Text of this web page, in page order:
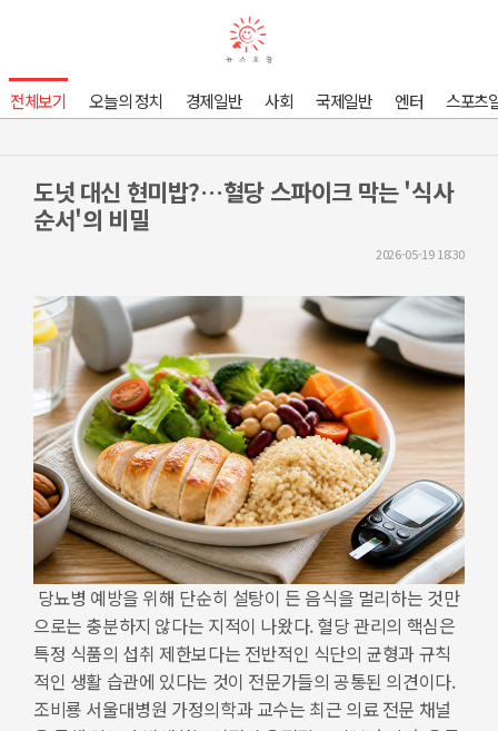
전체보기 오늘의 정치 경제일반 사회 국제일반 엔터 스포츠
도넛 대신 현미밥?…혈당 스파이크 막는 '식사
순서'의 비밀
2026-05-19 18:30
당뇨병 예방을 위해 단순히 설탕이 든 음식을 멀리하는 것만
으로는 충분하지 않다는 지적이 나왔다. 혈당 관리의 핵심은
특정 식품의 섭취 제한보다는 전반적인 식단의 균형과 규칙
적인 생활 습관에 있다는 것이 전문가들의 공통된 의견이다.
조비룡 서울대병원 가정의학과 교수는 최근 의료 전문 채널